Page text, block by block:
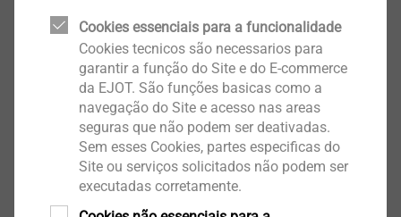
Cookies essenciais para a funcionalidade
Cookies tecnicos são necessarios para
garantir a função do Site e do E-commerce
da EJOT. São funções basicas como a
navegação do Site e acesso nas areas
seguras que não podem ser deativadas.
Sem esses Cookies, partes especificas do
Site ou serviços solicitados não podem ser
executadas corretamente.